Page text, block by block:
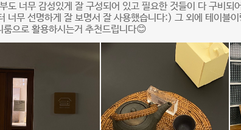
도 너무 감성있게 잘 구성되어 있고 필요한 것들이 다 구비되
너무 선명하게 잘 보명서 잘 사용했습니다:) 그 외에 테이블
으로 활용하시는거 추천드립니다😊